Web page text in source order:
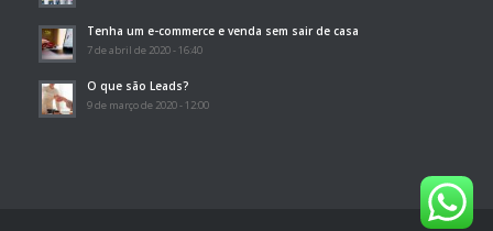
Tenha um e-commerce e venda sem sair de casa
7 de abril de 2020 - 16:40
O que são Leads?
9 de março de 2020 - 12:00